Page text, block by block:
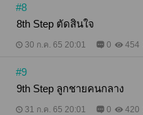
#8
8th Step ตัดสินใจ
30 ก.ค. 65 20:01 0 454
#9
9th Step ลูกชายคนกลาง
31 ก.ค. 65 20:01 0 420